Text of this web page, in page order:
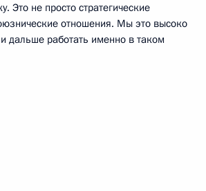
Это не просто стратегические
отношения. Мы это высоко
дальше работать именно в таком